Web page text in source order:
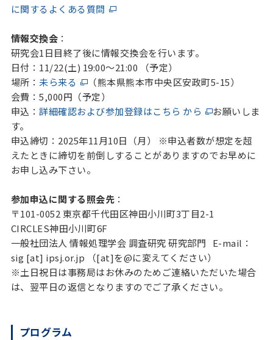
に関するよくある質問
情報交換会 ：
研究会1日目終了後に情報交換会を行います。
日付：11/22(土) 19:00～21:00 （予定）
場所： 未ら来る
（熊本県熊本市中央区安政町5-15）
会費：5,000円（予定）
申込：詳細確認および参加登録はこちら から
お願いしま
す。
申込締切：2025年11月10日（月） ※申込者数が想定を超
えたときに締切を前倒しすることがありますのでお早めに
お申し込み下さい。
参加申込に関する照会先 ：
〒101-0052 東京都千代田区神田小川町3丁目2-1
CIRCLES神田小川町6F
一般社団法人 情報処理学会 調査研究 研究部門 E-mail：
sig [at] ipsj.or.jp （[at]を@に変えてください）
※土日祝日は事務局はお休みのためご連絡いただいた場合
は、翌平日の返信となりますのでご了承ください。
プログラム